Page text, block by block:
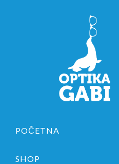
POČETNA
SHOP